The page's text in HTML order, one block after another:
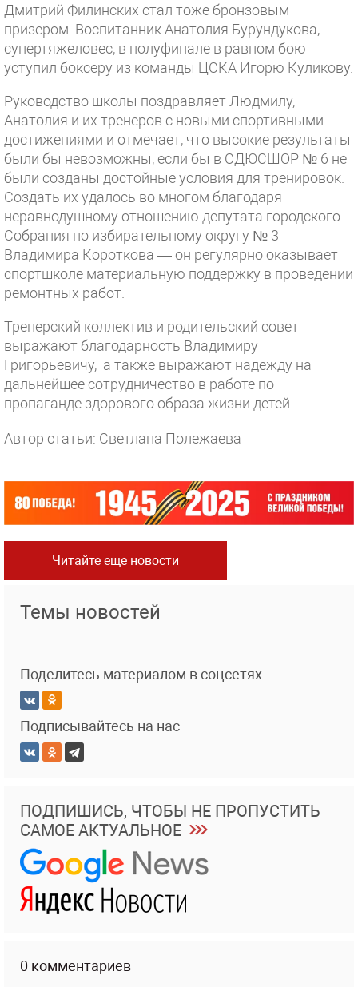
Дмитрий Филинских стал тоже бронзовым
призером. Воспитанник Анатолия Бурундукова,
супертяжеловес, в полуфинале в равном бою
уступил боксеру из команды ЦСКА Игорю Куликову.
Руководство школы поздравляет Людмилу,
Анатолия и их тренеров с новыми спортивными
достижениями и отмечает, что высокие результаты
были бы невозможны, если бы в СДЮСШОР № 6 не
были созданы достойные условия для тренировок.
Создать их удалось во многом благодаря
неравнодушному отношению депутата городского
Собрания по избирательному округу № 3
Владимира Короткова — он регулярно оказывает
спортшколе материальную поддержку в проведении
ремонтных работ.
Тренерский коллектив и родительский совет
выражают благодарность Владимиру
Григорьевичу, а также выражают надежду на
дальнейшее сотрудничество в работе по
пропаганде здорового образа жизни детей.
Автор статьи: Светлана Полежаева
Читайте еще новости
Темы новостей
Поделитесь материалом в соцсетях
Подписывайтесь на нас
ПОДПИШИСЬ, ЧТОБЫ НЕ ПРОПУСТИТЬ
САМОЕ АКТУАЛЬНОЕ
0 комментариев